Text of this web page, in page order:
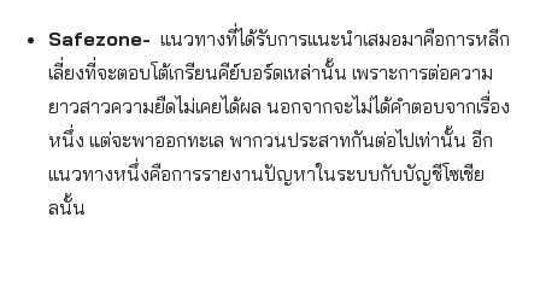
Safezone- แนวทางที่ได้รับการแนะนำเสมอมาคือการหลีก
เลี่ยงที่จะตอบโต้เกรียนคีย์บอร์ดเหล่านั้น เพราะการต่อความ
ยาวสาวความยืดไม่เคยได้ผล นอกจากจะไม่ได้คำตอบจากเรื่อง
หนึ่ง แต่จะพาออกทะเล พากวนประสาทกันต่อไปเท่านั้น อีก
แนวทางหนึ่งคือการรายงานปัญหาในระบบกับบัญชีโซเชีย
ลนั้น